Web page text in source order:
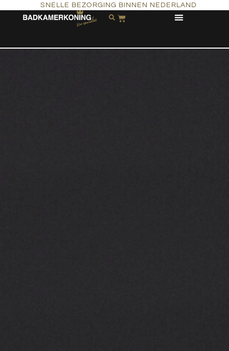
SNELLE BEZORGING BINNEN NEDERLAND